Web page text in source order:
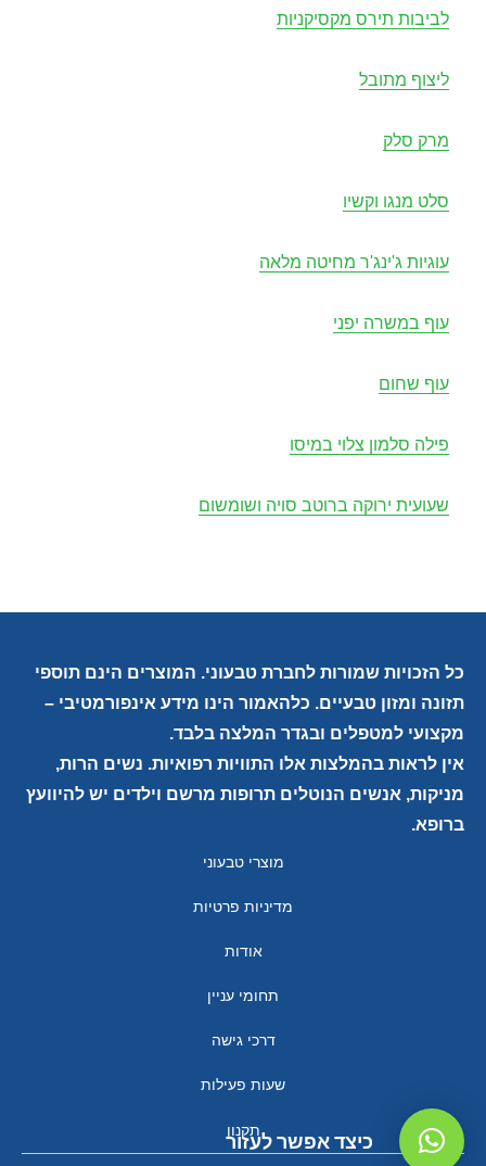
לביבות תירס מקסיקניות
ליצוף מתובל
מרק סלק
סלט מנגו וקשיו
עוגיות ג'ינג'ר מחיטה מלאה
עוף במשרה יפני
עוף שחום
פילה סלמון צלוי במיסו
שעועית ירוקה ברוטב סויה ושומשום
כל הזכויות שמורות לחברת טבעוני. המוצרים הינם תוספי
תזונה ומזון טבעיים. כלהאמור הינו מידע אינפורמטיבי –
מקצועי למטפלים ובגדר המלצה בלבד.
אין לראות בהמלצות אלו התוויות רפואיות. נשים הרות,
מניקות, אנשים הנוטלים תרופות מרשם וילדים יש להיוועץ
ברופא.
מוצרי טבעוני
מדיניות פרטיות
אודות
תחומי עניין
דרכי גישה
שעות פעילות
תקנון
כיצד אפשר לעזור